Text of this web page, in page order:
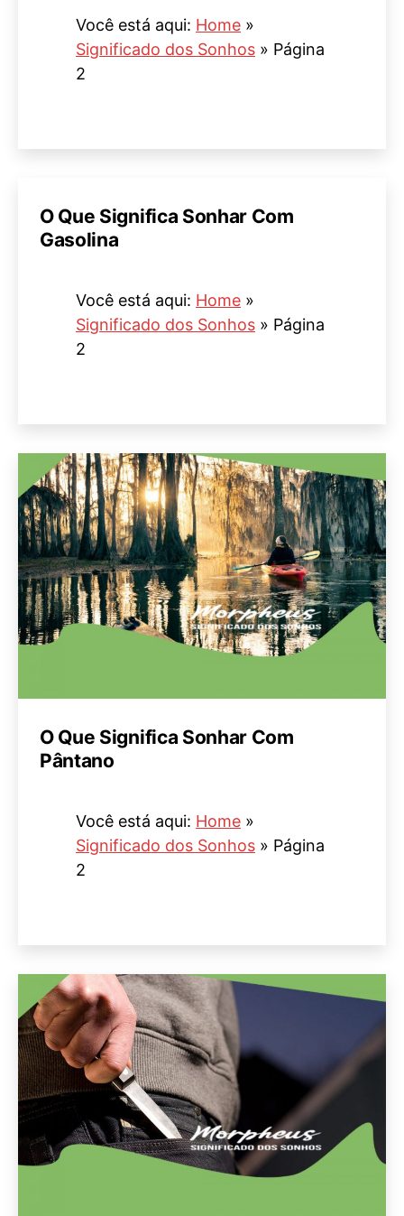
Você está aqui: Home »
Significado dos Sonhos » Página
2
O Que Significa Sonhar Com
Gasolina
Você está aqui: Home »
Significado dos Sonhos » Página
2
O Que Significa Sonhar Com
Pântano
Você está aqui: Home »
Significado dos Sonhos » Página
2